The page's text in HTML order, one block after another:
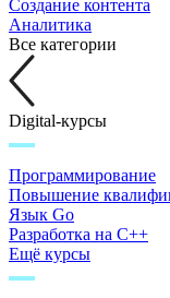
Создание контента
Аналитика
Все категории
Digital-курсы
Программирование
Повышение
Язык Go
Разработка на C++
Ещё курсы